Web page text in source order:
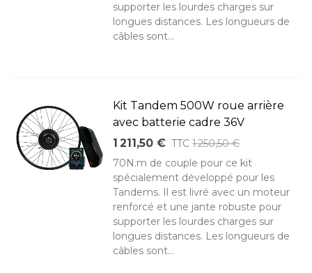
supporter les lourdes charges sur
longues distances. Les longueurs de
câbles sont...
Kit Tandem 500W roue arrière
avec batterie cadre 36V
1 211,50 € TTC 1 250,50 €
70N.m de couple pour ce kit
spécialement développé pour les
Tandems. Il est livré avec un moteur
renforcé et une jante robuste pour
supporter les lourdes charges sur
longues distances. Les longueurs de
câbles sont...